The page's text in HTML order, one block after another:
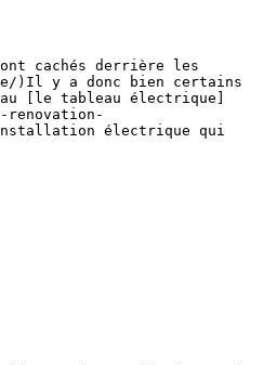
cachés derrière les
)Il y a donc bien certains
[le tableau électrique]
électrique qui